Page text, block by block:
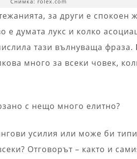
за други е спокоен
е думата лукс и колко
тази вълнуваща фраза.
много за всеки човек,
с нещо много елитно?
усилия или може би
Отговорът – както и